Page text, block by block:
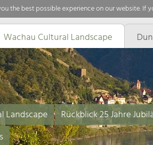
the best possible experience on our website.
Wachau Cultural Landscape
Landscape Rückblick 25 Jahre